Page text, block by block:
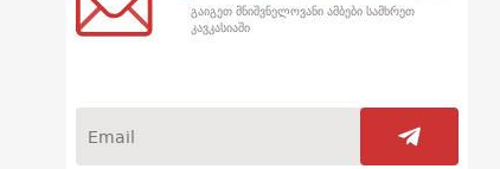
გაიგეთ მნიშვნელოვანი ამბები სამხრეთ
კავკასიაში